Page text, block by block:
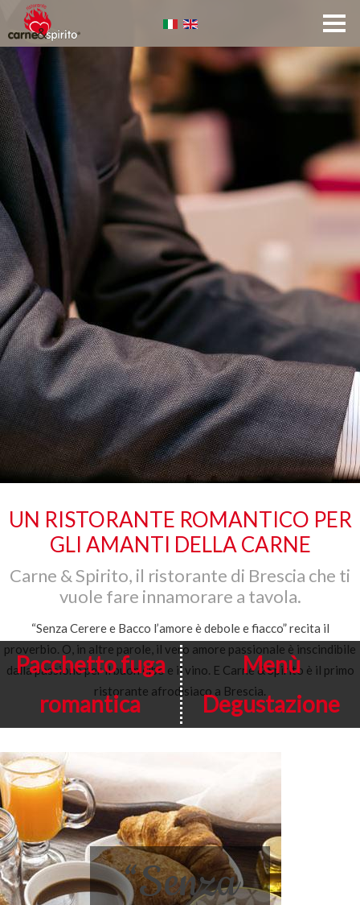
“Senza
UN RISTORANTE ROMANTICO PER
GLI AMANTI DELLA CARNE
Carne & Spirito, il ristorante di Brescia che ti
vuole fare innamorare a tavola.
“Senza Cerere e Bacco l’amore è debole e fiacco” recita il
proverbio. O, in altre parole, il vero amore passionale è inscindibile
dalla passione per il buon cibo e il vino. E Carne & Spirito è il primo
ristorante afrodisiaco a Brescia.
Pacchetto fuga
romantica
Menù
Degustazione